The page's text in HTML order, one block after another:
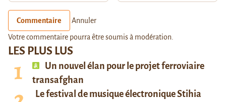
LES PLUS LUS
Un nouvel élan pour le projet ferroviaire
transafghan
Le festival de musique électronique Stihia
Commentaire Annuler
Votre commentaire pourra être soumis à modération.